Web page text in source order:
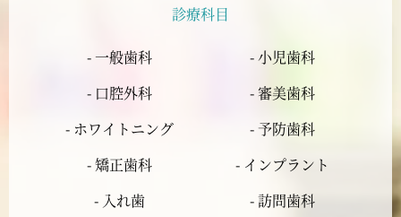
2024年5月
2024年2月
診療科目
- 一般歯科
- 小児歯科
- 口腔外科
- 審美歯科
- ホワイトニング
- 予防歯科
- 矯正歯科
- インプラント
- 入れ歯
- 訪問歯科